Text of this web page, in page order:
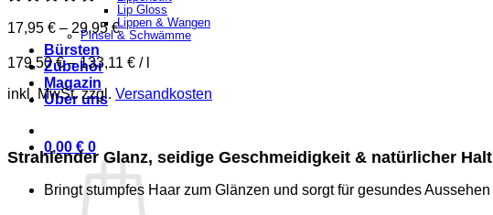
Lip Gloss
Lippen & Wangen
Pinsel & Schwämme
Bürsten
Zubehör
Magazin
Über uns
0,00 € 0
17,95 € – 29,95€
179,50€–133,11 € /
inkl. MwSt. zzgl. Versandkosten
Strahlender Glanz, seidige Geschmeidigkeit & natürlicher Halt
Bringt stumpfes Haar zum Glänzen und sorgt für gesundes Aussehen